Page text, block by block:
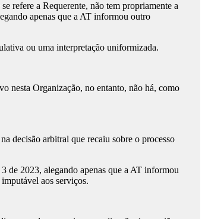
refere a Requerente, não tem propriamente a
apenas que a AT informou outro
ou uma interpretação uniformizada.
nesta Organização, no entanto, não há, como
decisão arbitral que recaiu sobre o processo
de 2023, alegando apenas que a AT informou
aos serviços.